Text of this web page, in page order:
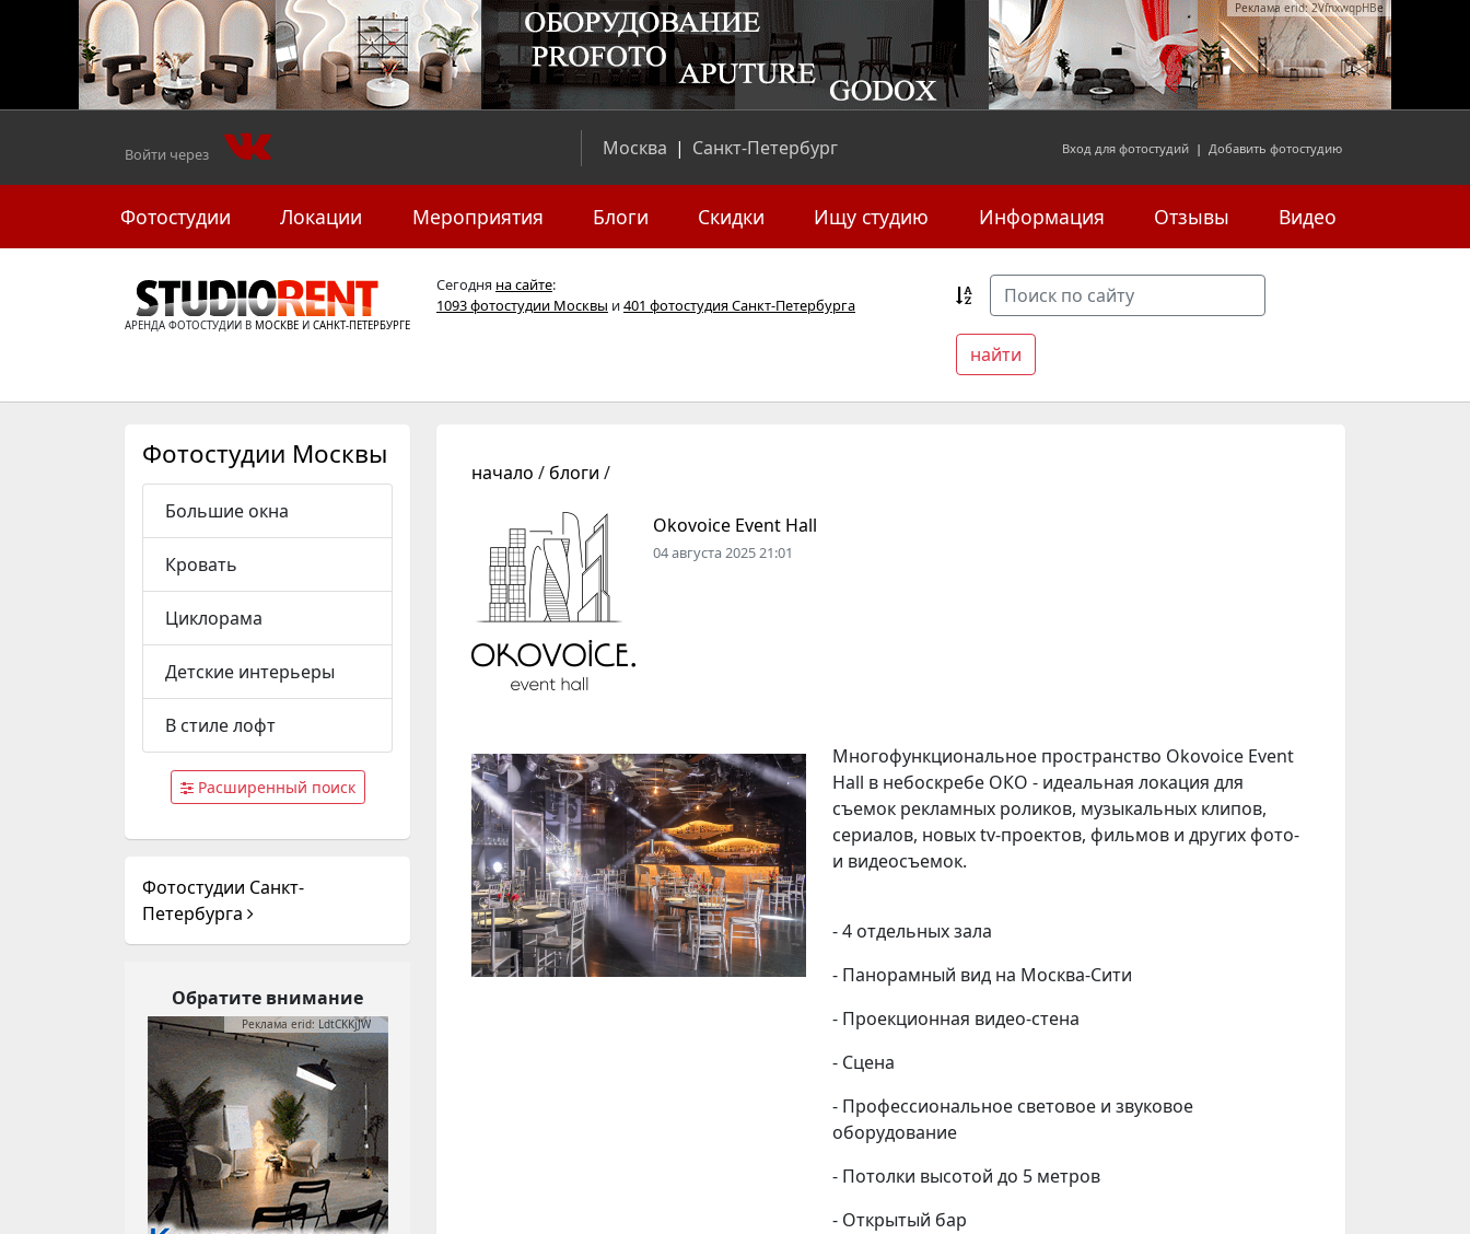
Реклама erid: 2VfnxwqpHBe
Войти через Москва | Санкт-Петербург Вход для фотостудий | Добавить фотостудию
Фотостудии Локации Мероприятия Блоги Скидки Ищу студию Информация Отзывы Видео
АРЕНДА ФОТОСТУДИИ В МОСКВЕ И САНКТ-ПЕТЕРБУРГЕ
Сегодня на сайте:
1093 фотостудии Москвы и401 фотостудия Санкт-Петербурга
начало / блоги /
Okovoice Event Hall
04 августа 2025 21:01
Многофункциональное пространство Okovoice Event
Hall в небоскребе ОКО - идеальная локация для
съемок рекламных роликов, музыкальных клипов,
сериалов, новых tv-проектов, фильмов и других фото-
и видеосъемок.
- 4 отдельных зала
- Панорамный вид на Москва-Сити
- Проекционная видео-стена
- Сцена
- Профессиональное световое и звуковое
оборудование
- Потолки высотой до 5 метров
- Открытый бар
Фотостудии Москвы
Большие окна
Кровать
Циклорама
Детские интерьеры
В стиле лофт
Расширенный поиск
Фотостудии Санкт-
Петербурга
Обратите внимание
Реклама erid: LdtCKKjJW